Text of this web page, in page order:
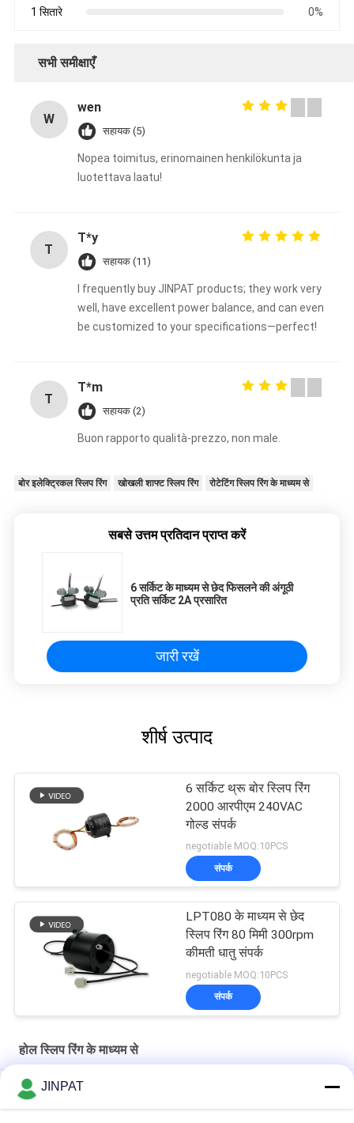
1 सितारे
0%
सभी समीक्षाएँ
W
wen
सहायक (5)
Nopea toimitus, erinomainen henkilökunta ja
luotettava laatu!
T
T*y
सहायक (11)
I frequently buy JINPAT products; they work very
well, have excellent power balance, and can even
be customized to your specifications—perfect!
T
T*m
सहायक (2)
Buon rapporto qualità-prezzo, non male.
बोर इलेक्ट्रिकल स्लिप रिंग खोखली शाफ्ट स्लिप रिंग रोटेटिंग स्लिप रिंग के माध्यम से
सबसे उत्तम प्रतिदान प्राप्त करें
6 सर्किट के माध्यम से छेद फिसलने की अंगूठी
प्रति सर्किट 2A प्रसारित
जारी रखें
शीर्ष उत्पाद
6 सर्किट थ्रू बोर स्लिप रिंग
2000 आरपीएम 240VAC
गोल्ड संपर्क
negotiable MOQ:10PCS
संपर्क
LPT080 के माध्यम से छेद
स्लिप रिंग 80 मिमी 300rpm
कीमती धातु संपर्क
negotiable MOQ:10PCS
संपर्क
होल स्लिप रिंग के माध्यम से
आंतरिक व्यास 60 मिमी के माध्यम से छेद फिसलने की अंगूठी
JINPAT